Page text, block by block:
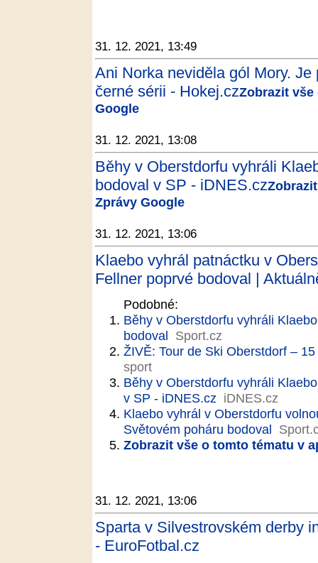
31. 12. 2021, 13:49
Ani Norka neviděla gól Mory.
černé sérii - Hokej.czZobrazit
Google
31. 12. 2021, 13:08
Běhy v Oberstdorfu vyhráli
bodoval v SP - iDNES.cz
Zprávy Google
31. 12. 2021, 13:06
Klaebo vyhrál patnáctku v
Fellner poprvé bodoval |
Podobné:
Běhy v Oberstdorfu vyhráli
bodoval Sport.cz
ŽIVĚ: Tour de Ski Oberstdorf –
sport
Běhy v Oberstdorfu vyhráli
v SP - iDNES.cz iDNES.cz
Klaebo vyhrál v Oberstdorfu
Světovém poháru bodoval
Zobrazit vše o tomto tématu v
31. 12. 2021, 13:06
Sparta v Silvestrovském derby
- EuroFotbal.cz